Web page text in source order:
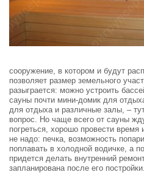
сооружение, в котором и будут
позволяет размер земельного
разыграется: можно устроить
сауны почти мини-домик для
для отдыха и различные залы, –
вопрос. Но чаще всего от сауны
погреться, хорошо провести время
не надо: печка, возможность
поплавать в холодной водичке, а
придется делать внутренний
запланирована после его постройки.